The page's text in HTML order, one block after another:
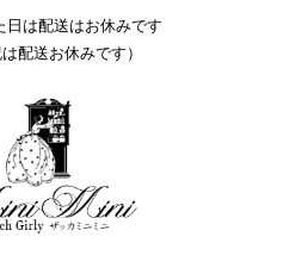
日は配送はお休みです
は配送お休みです）